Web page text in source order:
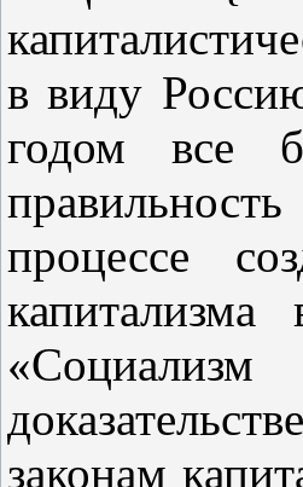
в виду
годом все
процессе
законам